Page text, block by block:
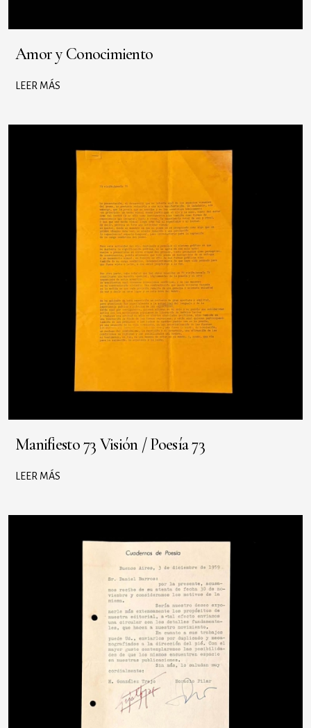
Amor y Conocimiento
LEER MÁS
Manifiesto 73 Visión / Poesía 73
LEER MÁS